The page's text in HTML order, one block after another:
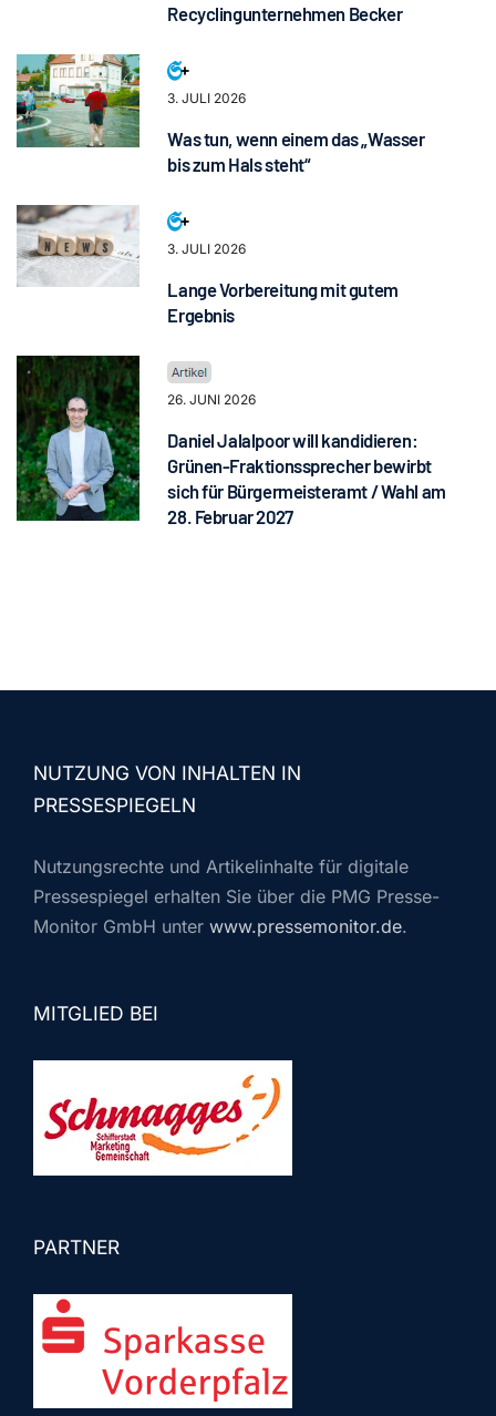
Recyclingunternehmen Becker
3. JULI 2026
Was tun, wenn einem das „Wasser
bis zum Hals steht“
3. JULI 2026
Lange Vorbereitung mit gutem
Ergebnis
26. JUNI 2026
Daniel Jalalpoor will kandidieren:
Grünen-Fraktionssprecher bewirbt
sich für Bürgermeisteramt / Wahl am
28. Februar 2027
NUTZUNG VON INHALTEN IN
PRESSESPIEGELN
Nutzungsrechte und Artikelinhalte für digitale
Pressespiegel erhalten Sie über die PMG Presse-
Monitor GmbH unter www.pressemonitor.de.
MITGLIED BEI
PARTNER